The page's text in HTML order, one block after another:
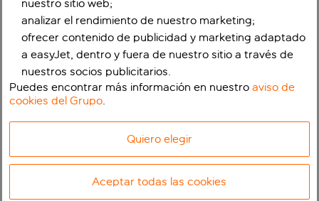
nuestro sitio web;
analizar el rendimiento de nuestro marketing;
ofrecer contenido de publicidad y marketing adaptado
a easyJet, dentro y fuera de nuestro sitio a través de
nuestros socios publicitarios.
Puedes encontrar más información en nuestroaviso de
cookies del Grupo.
Quiero elegir
Aceptar todas las cookies